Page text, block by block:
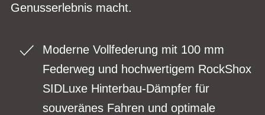
Genusserlebnis macht.
Moderne Vollfederung mit 100 mm
Federweg und hochwertigem RockShox
SIDLuxe Hinterbau-Dämpfer für
souveränes Fahren und optimale